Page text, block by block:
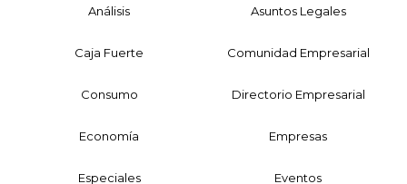
Análisis Asuntos Legales
Caja Fuerte Comunidad Empresarial
Consumo Directorio Empresarial
Economía Empresas
Especiales Eventos